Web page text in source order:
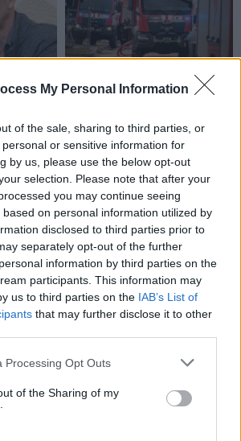
My Personal Information
of the sale, sharing to third parties, or
or sensitive information for
by us, please use the below opt-out
selection. Please note that after your
you may continue seeing
on personal information utilized by
disclosed to third parties prior to
separately opt-out of the further
information by third parties on the
participants. This information may
us to third parties on the IAB’s List of
that may further disclose it to other
Processing Opt Outs
of the Sharing of my
(3)
Kriminalai
vos be namų neliko
keturios šeimos